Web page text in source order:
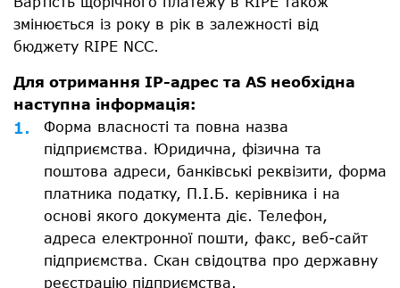
змінюється із року в рік в залежності від
бюджету RIPE NCC.
Для отримання IP-адрес та AS необхідна
наступна інформація:
Форма власності та повна назва
підприємства. Юридична, фізична та
поштова адреси, банківські реквізити, форма
платника податку, П.І.Б. керівника і на
основі якого документа діє. Телефон,
адреса електронної пошти, факс, веб-сайт
підприємства. Скан свідоцтва про державну
реєстрацію підприємства.